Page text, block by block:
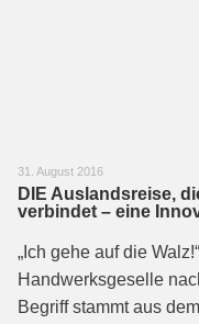
31. August 2016
DIE Auslandsreise,
verbindet – eine
„Ich gehe auf die
Handwerksgeselle
Begriff stammt aus